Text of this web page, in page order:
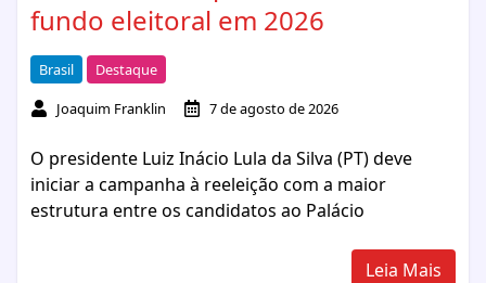
fundo eleitoral em 2026
Brasil
Destaque
Joaquim Franklin
7 de agosto de 2026
O presidente Luiz Inácio Lula da Silva (PT) deve
iniciar a campanha à reeleição com a maior
estrutura entre os candidatos ao Palácio
Leia Mais